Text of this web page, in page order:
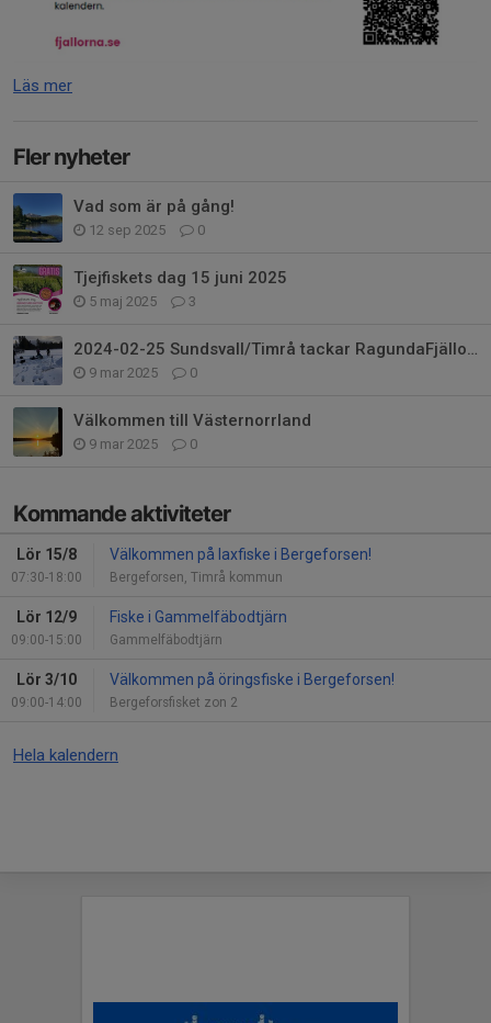
Läs mer
Fler nyheter
Vad som är på gång!
12 sep 2025 0
Tjejfiskets dag 15 juni 2025
5 maj 2025 3
2024-02-25 Sundsvall/Timrå tackar RagundaFjällorna för en fin dag!
9 mar 2025 0
Välkommen till Västernorrland
9 mar 2025 0
Kommande aktiviteter
Lör 15/8
07:30-18:00
Välkommen på laxfiske i Bergeforsen!
Bergeforsen, Timrå kommun
Lör 12/9
09:00-15:00
Fiske i Gammelfäbodtjärn
Gammelfäbodtjärn
Lör 3/10
09:00-14:00
Välkommen på öringsfiske i Bergeforsen!
Bergeforsfisket zon 2
Hela kalendern